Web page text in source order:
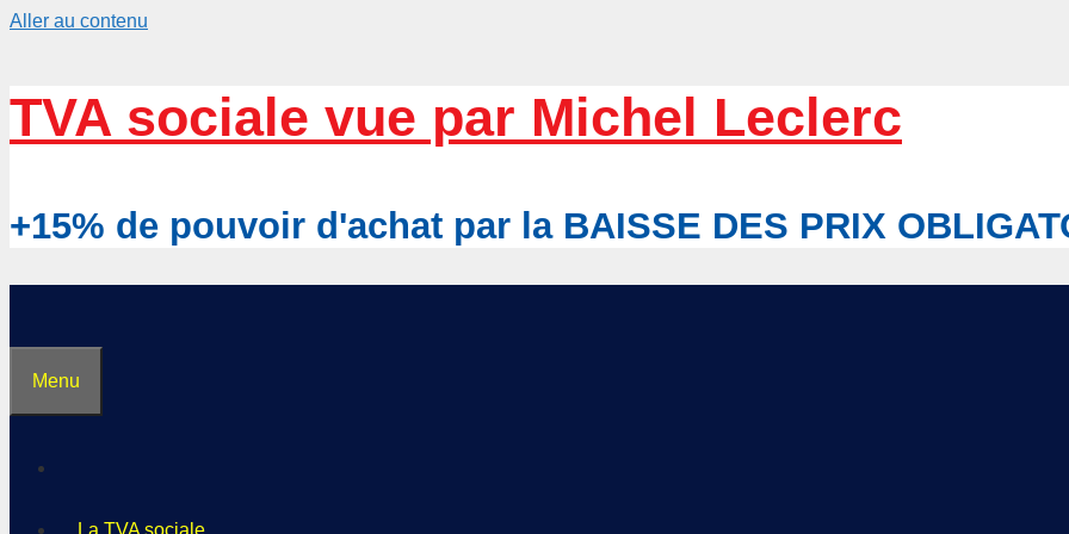
Aller au contenu
TVA sociale vue par Michel Leclerc
+15% de pouvoir d'achat par la BAISSE DES PRIX
Menu
La TVA sociale